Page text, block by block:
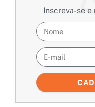
Inscreva-se e